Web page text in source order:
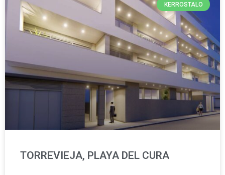
KERROSTALO
TORREVIEJA, PLAYA DEL CURA